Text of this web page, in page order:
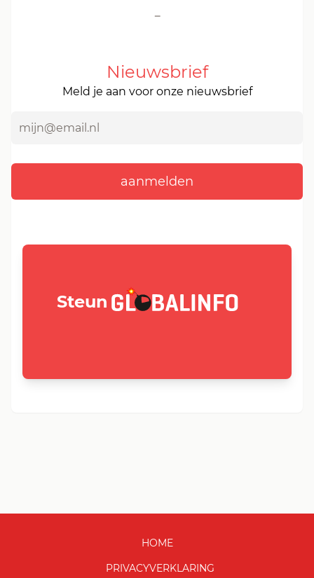
-
Nieuwsbrief
Meld je aan voor onze nieuwsbrief
Steun GLOBALINFO.nl
HOME
PRIVACYVERKLARING